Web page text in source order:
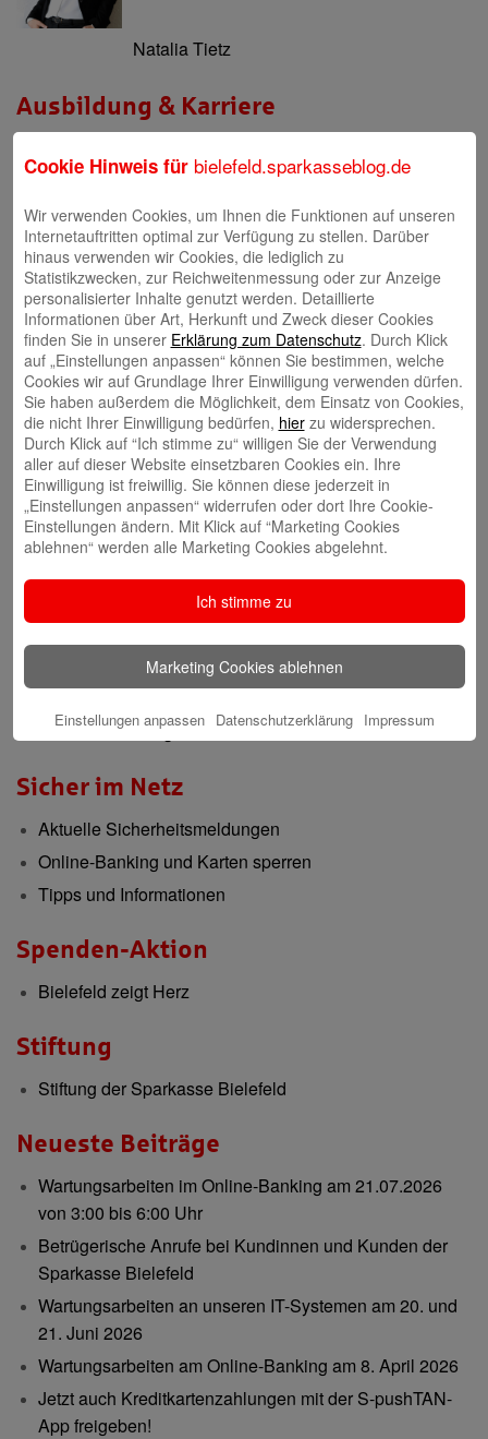
Natalia Tietz
Ausbildung & Karriere
Berufsorientierung & Praktikum
Filialen
Filialen und Geldautomaten
Internet-Filiale und Online-Banking
Video-Beratung in der Internet-Filiale
Gründerberatung
GründerCenter
Immobilien
ImmobilienCenter
Nachhaltigkeit
Presse-Center
Aktuelle Meldungen
Sicher im Netz
Aktuelle Sicherheitsmeldungen
Online-Banking und Karten sperren
Tipps und Informationen
Spenden-Aktion
Bielefeld zeigt Herz
Stiftung
Stiftung der Sparkasse Bielefeld
Neueste Beiträge
Wartungsarbeiten im Online-Banking am 21.07.2026
von 3:00 bis 6:00 Uhr
Betrügerische Anrufe bei Kundinnen und Kunden der
Sparkasse Bielefeld
Wartungsarbeiten an unseren IT-Systemen am 20. und
21. Juni 2026
Wartungsarbeiten am Online-Banking am 8. April 2026
Jetzt auch Kreditkartenzahlungen mit der S-pushTAN-
App freigeben!
Cookie Hinweis für bielefeld.sparkasseblog.de
Wir verwenden Cookies, um Ihnen die Funktionen auf unseren
Internetauftritten optimal zur Verfügung zu stellen. Darüber
hinaus verwenden wir Cookies, die lediglich zu
Statistikzwecken, zur Reichweitenmessung oder zur Anzeige
personalisierter Inhalte genutzt werden. Detaillierte
Informationen über Art, Herkunft und Zweck dieser Cookies
finden Sie in unserer Erklärung zum Datenschutz. Durch Klick
auf „Einstellungen anpassen“ können Sie bestimmen, welche
Cookies wir auf Grundlage Ihrer Einwilligung verwenden dürfen.
Sie haben außerdem die Möglichkeit, dem Einsatz von Cookies,
die nicht Ihrer Einwilligung bedürfen, hierzu widersprechen.
Durch Klick auf “Ich stimme zu“ willigen Sie der Verwendung
aller auf dieser Website einsetzbaren Cookies ein. Ihre
Einwilligung ist freiwillig. Sie können diese jederzeit in
„Einstellungen anpassen“ widerrufen oder dort Ihre Cookie-
Einstellungen ändern. Mit Klick auf “Marketing Cookies
ablehnen“ werden alle Marketing Cookies abgelehnt.
Ich stimme zu
Marketing Cookies ablehnen
Einstellungen anpassen Datenschutzerklärung Impressum